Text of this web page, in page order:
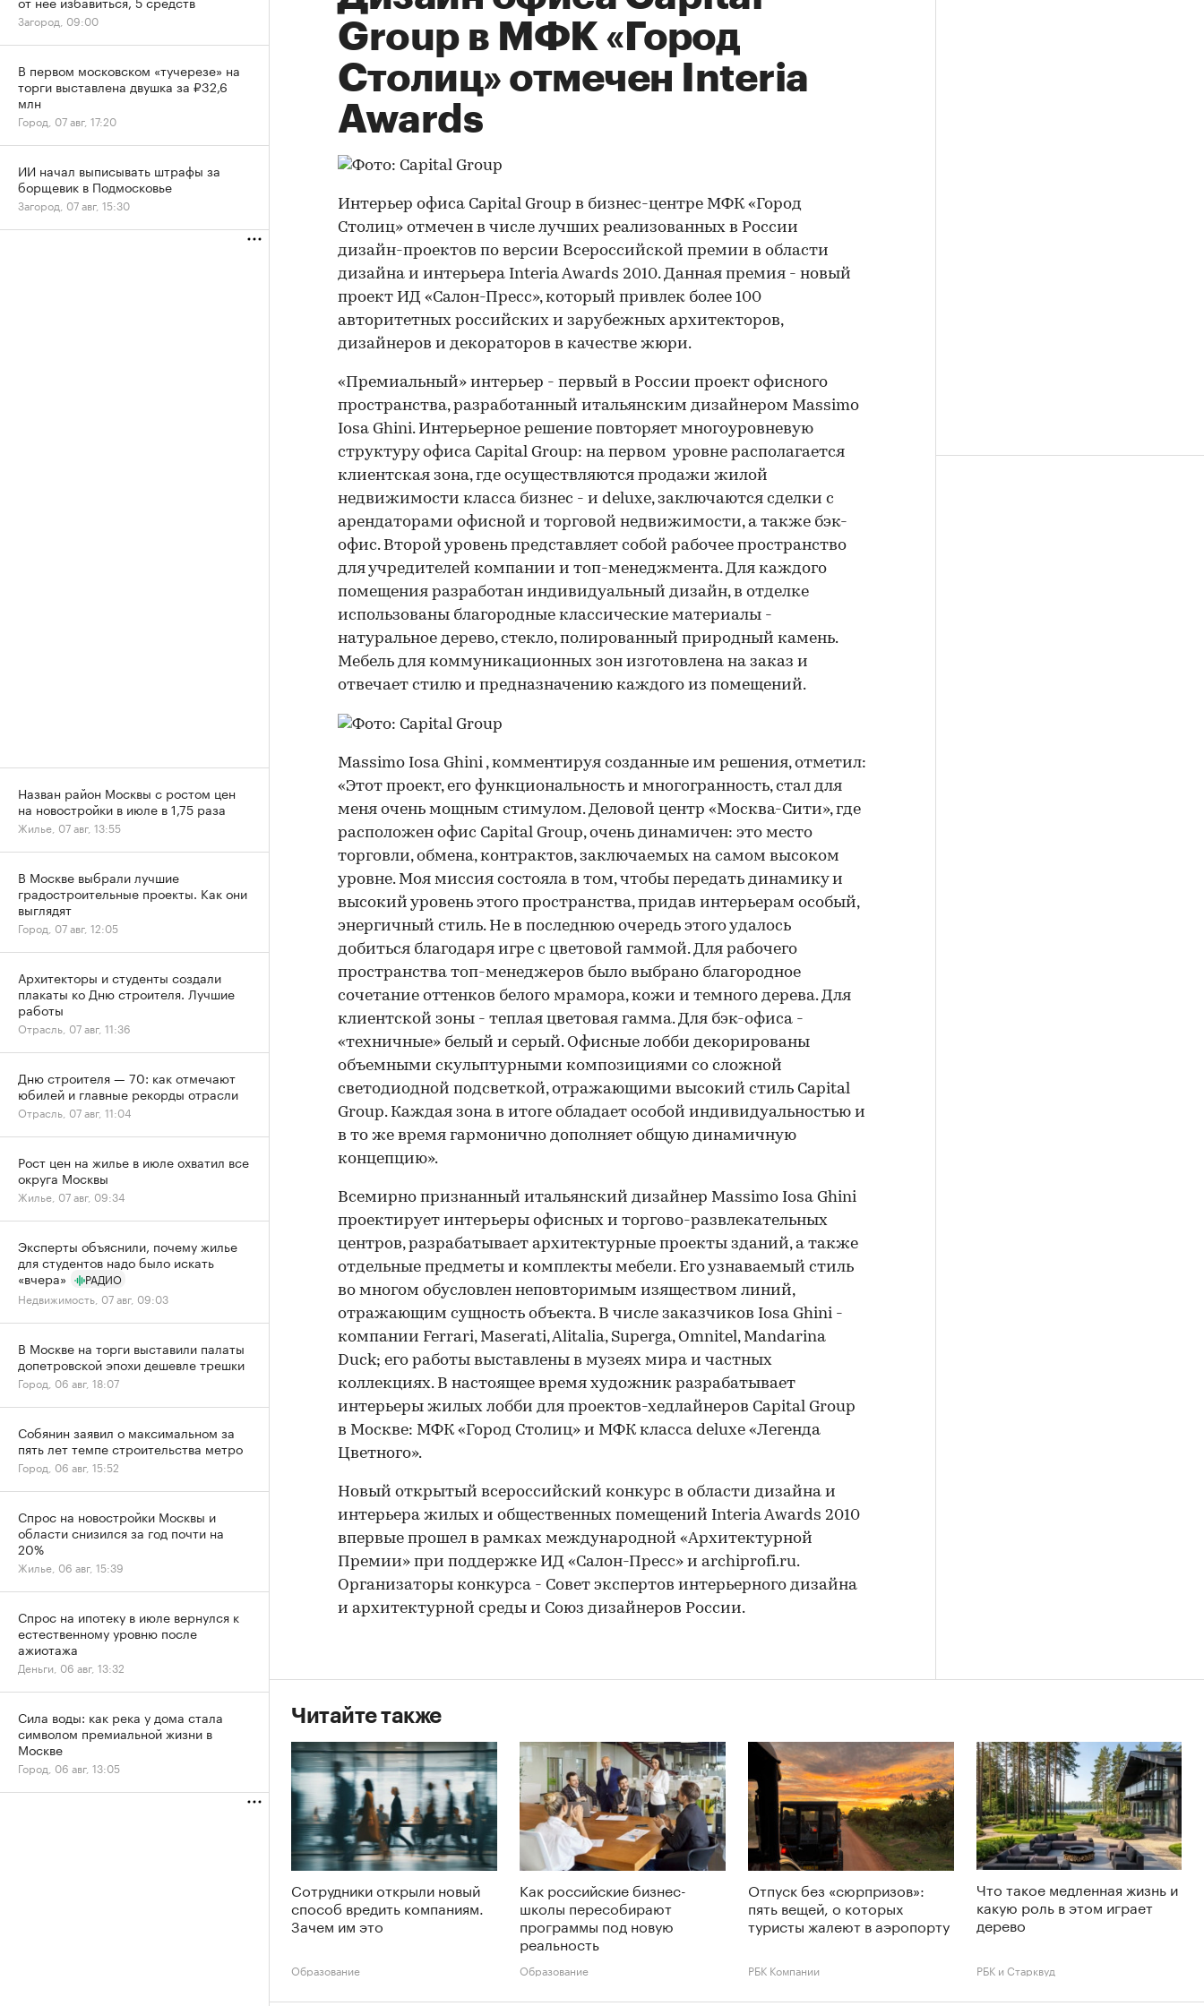
Group в МФК «Город
Столиц» отмечен Interia
Awards
Интерьер офиса Capital Group в бизнес-центре МФК «Город
Столиц» отмечен в числе лучших реализованных в России
дизайн-проектов по версии Всероссийской премии в области
дизайна и интерьера Interia Awards 2010. Данная премия - новый
проект ИД «Салон-Пресс», который привлек более 100
авторитетных российских и зарубежных архитекторов,
дизайнеров и декораторов в качестве жюри.
«Премиальный» интерьер - первый в России проект офисного
пространства, разработанный итальянским дизайнером Massimo
Iosa Ghini. Интерьерное решение повторяет многоуровневую
структуру офиса Capital Group: на первом уровне располагается
клиентская зона, где осуществляются продажи жилой
недвижимости класса бизнес - и deluxe, заключаются сделки с
арендаторами офисной и торговой недвижимости, а также бэк-
офис. Второй уровень представляет собой рабочее пространство
для учредителей компании и топ-менеджмента. Для каждого
помещения разработан индивидуальный дизайн, в отделке
использованы благородные классические материалы -
натуральное дерево, стекло, полированный природный камень.
Мебель для коммуникационных зон изготовлена на заказ и
отвечает стилю и предназначению каждого из помещений.
00:00
Massimo Iosa Ghini , комментируя созданные им решения, отметил:
«Этот проект, его функциональность и многогранность, стал для
меня очень мощным стимулом. Деловой центр «Москва-Сити», где
расположен офис Capital Group, очень динамичен: это место
торговли, обмена, контрактов, заключаемых на самом высоком
уровне. Моя миссия состояла в том, чтобы передать динамику и
высокий уровень этого пространства, придав интерьерам особый,
энергичный стиль. Не в последнюю очередь этого удалось
добиться благодаря игре с цветовой гаммой. Для рабочего
пространства топ-менеджеров было выбрано благородное
сочетание оттенков белого мрамора, кожи и темного дерева. Для
клиентской зоны - теплая цветовая гамма. Для бэк-офиса -
«техничные» белый и серый. Офисные лобби декорированы
объемными скульптурными композициями со сложной
светодиодной подсветкой, отражающими высокий стиль Capital
Group. Каждая зона в итоге обладает особой индивидуальностью и
в то же время гармонично дополняет общую динамичную
концепцию».
Всемирно признанный итальянский дизайнер Massimo Iosa Ghini
проектирует интерьеры офисных и торгово-развлекательных
центров, разрабатывает архитектурные проекты зданий, а также
отдельные предметы и комплекты мебели. Его узнаваемый стиль
во многом обусловлен неповторимым изяществом линий,
отражающим сущность объекта. В числе заказчиков Iosa Ghini -
компании Ferrari, Maserati, Alitalia, Superga, Omnitel, Mandarina
Duck; его работы выставлены в музеях мира и частных
коллекциях. В настоящее время художник разрабатывает
интерьеры жилых лобби для проектов-хедлайнеров Capital Group
в Москве: МФК «Город Столиц» и МФК класса deluxe «Легенда
Цветного».
Новый открытый всероссийский конкурс в области дизайна и
интерьера жилых и общественных помещений Interia Awards 2010
впервые прошел в рамках международной «Архитектурной
Премии» при поддержке ИД «Салон-Пресс» и archiprofi.ru.
Организаторы конкурса - Совет экспертов интерьерного дизайна
и архитектурной среды и Союз дизайнеров России.
Читайте также
Сотрудники открыли новый
способ вредить компаниям.
Зачем им это
Образование
Как российские бизнес-
школы пересобирают
программы под новую
реальность
Образование
Отпуск без «сюрпризов»:
пять вещей, о которых
туристы жалеют в аэропорту
РБК Компании
Что такое медленная жизнь и
какую роль в этом играет
дерево
РБК и Старквуд
Загород, 09:00
В первом московском «тучерезе» на
торги выставлена двушка за ₽32,6
млн
Город, 07 авг, 17:20
ИИ начал выписывать штрафы за
борщевик в Подмосковье
Загород, 07 авг, 15:30
Назван район Москвы с ростом цен
на новостройки в июле в 1,75 раза
Жилье, 07 авг, 13:55
В Москве выбрали лучшие
градостроительные проекты. Как они
выглядят
Город, 07 авг, 12:05
Архитекторы и студенты создали
плакаты ко Дню строителя. Лучшие
работы
Отрасль, 07 авг, 11:36
Дню строителя — 70: как отмечают
юбилей и главные рекорды отрасли
Отрасль, 07 авг, 11:04
Рост цен на жилье в июле охватил все
округа Москвы
Жилье, 07 авг, 09:34
Эксперты объяснили, почему жилье
для студентов надо было искать
«вчера»
РАДИО
Недвижимость, 07 авг, 09:03
В Москве на торги выставили палаты
допетровской эпохи дешевле трешки
Город, 06 авг, 18:07
Собянин заявил о максимальном за
пять лет темпе строительства метро
Город, 06 авг, 15:52
Спрос на новостройки Москвы и
области снизился за год почти на
20%
Жилье, 06 авг, 15:39
Спрос на ипотеку в июле вернулся к
естественному уровню после
ажиотажа
Деньги, 06 авг, 13:32
Сила воды: как река у дома стала
символом премиальной жизни в
Москве
Город, 06 авг, 13:05